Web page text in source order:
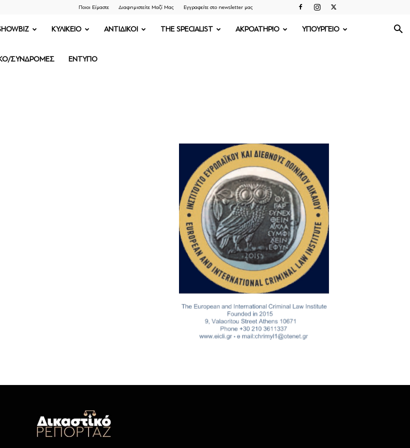
Ποιοι Είμαστε Διαφημιστείτε Μαζί Μας Εγγραφείτε στο newsletter μας
ΚΥΛΙΚΕΙΟ ΑΝΤΙΔΙΚΟΙ THE SPECIALIST ΑΚΡΟΑΤΗΡΙΟ ΥΠΟΥΡΓΕΙΟ
ΣΥΝΔΡΟΜΕΣ ΕΝΤΥΠΟ